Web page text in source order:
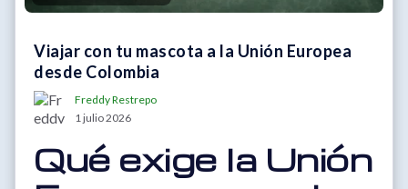
Viajar con tu mascota a la Unión Europea
desde Colombia
Freddy Restrepo
1 julio 2026
Qué exige la Unión